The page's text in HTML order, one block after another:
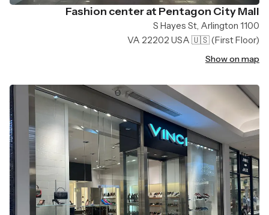
Fashion center at Pentagon City Mall
1100 S Hayes St, Arlington
VA 22202 USA 🇺🇸(First Floor)
Show on map